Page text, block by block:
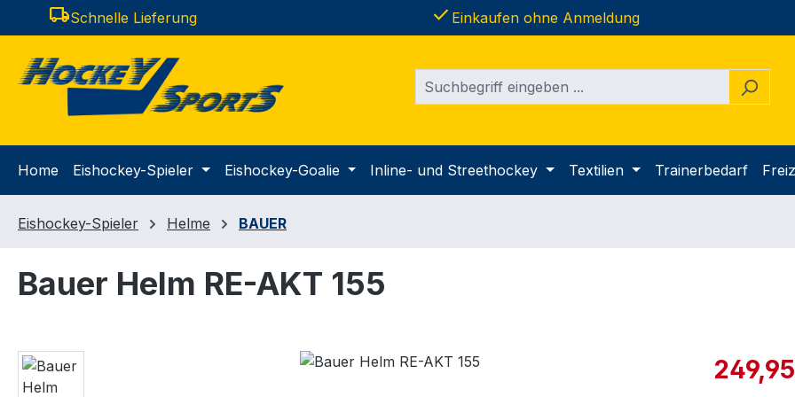
Hauptinhalt springen
Zur Suche springen
Zur Hauptnavigation springen
local_shippingSchnelle Lieferung done Einkaufen ohne Anmeldung
Home Eishockey-Spieler Eishockey-Goalie Inline- und Streethockey Textilien Trainerbedarf
Eishockey-Spieler Helme BAUER
Bauer Helm RE-AKT 155
Bildergalerie überspringen